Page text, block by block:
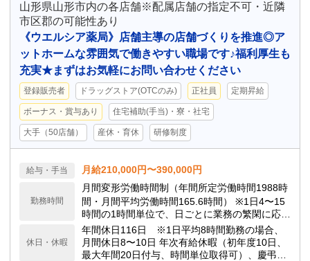
山形県山形市内の各店舗※配属店舗の指定不可・近隣
市区郡の可能性あり
《ウエルシア薬局》店舗主導の店舗づくりを推進◎ア
ットホームな雰囲気で働きやすい職場です♪福利厚生も
充実★まずはお気軽にお問い合わせください
登録販売者 ドラッグストア(OTCのみ) 正社員 定期昇給
ボーナス・賞与あり 住宅補助(手当)・寮・社宅
大手（50店舗） 産休・育休 研修制度
給与・手当 月給210,000円〜390,000円
勤務時間
月間変形労働時間制（年間所定労働時間1988時
間・月間平均労働時間165.6時間） ※1日4〜15
時間の1時間単位で、日ごとに業務の繁閑に応じ
て勤務時間を設定します。
休日・休暇
年間休日116日 ※1日平均8時間勤務の場合、
月間休日8〜10日 年次有給休暇（初年度10日、
最大年間20日付与、時間単位取得可）、慶弔休